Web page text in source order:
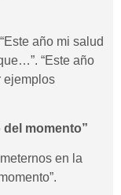
año mi salud
“Este año
ejemplos
del momento”
en la